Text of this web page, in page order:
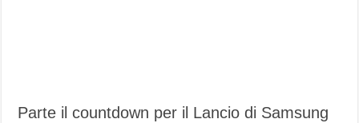
Parte il countdown per il Lancio di Samsung